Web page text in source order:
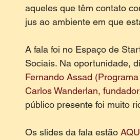
aqueles que têm contato
jus ao ambiente em que
A fala foi no Espaço de
Sociais. Na oportunidade,
Fernando Assad
Carlos Wanderlan,
público presente foi muito
Os slides da fala estão